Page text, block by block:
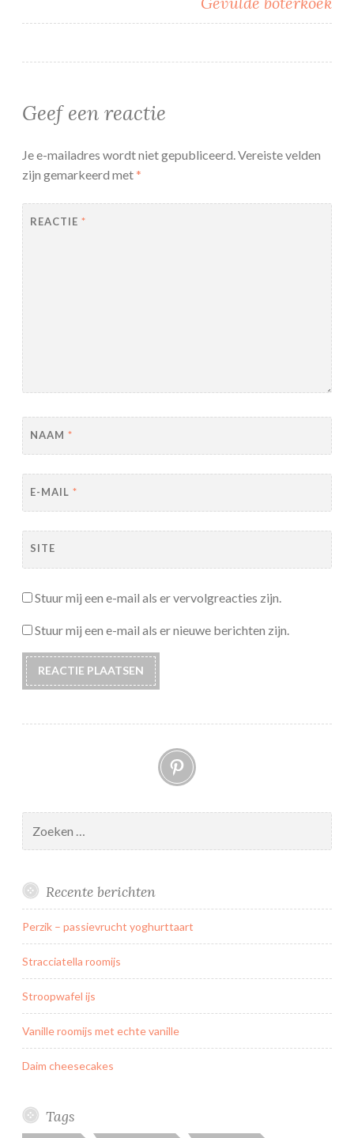
Geef een reactie
Je e-mailadres wordt niet gepubliceerd.Vereiste velden
zijn gemarkeerd met*
REACTIE *
NAAM *
E-MAIL *
SITE
Stuur mij een e-mail als er vervolgreacties zijn.
Stuur mij een e-mail als er nieuwe berichten zijn.
Pinterest
naar:
Recente berichten
Perzik – passievrucht yoghurttaart
Stracciatella roomijs
Stroopwafel ijs
Vanille roomijs met echte vanille
Daim cheesecakes
Tags